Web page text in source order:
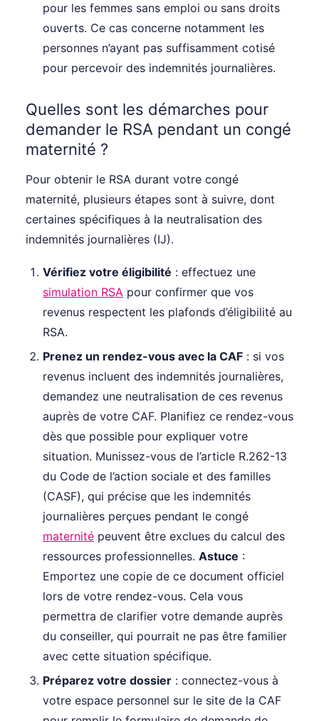
pour les femmes sans emploi ou sans droits
ouverts. Ce cas concerne notamment les
personnes n’ayant pas suffisamment cotisé
pour percevoir des indemnités journalières.
Quelles sont les démarches pour
demander le RSA pendant un congé
maternité ?
Pour obtenir le RSA durant votre congé
maternité, plusieurs étapes sont à suivre, dont
certaines spécifiques à la neutralisation des
indemnités journalières (IJ).
Vérifiez votre éligibilité : effectuez une
simulation RSA pour confirmer que vos
revenus respectent les plafonds d’éligibilité au
RSA.
Prenez un rendez-vous avec la CAF : si vos
revenus incluent des indemnités journalières,
demandez une neutralisation de ces revenus
auprès de votre CAF. Planifiez ce rendez-vous
dès que possible pour expliquer votre
situation. Munissez-vous de l’article R.262-13
du Code de l’action sociale et des familles
(CASF), qui précise que les indemnités
journalières perçues pendant le congé
maternité peuvent être exclues du calcul des
ressources professionnelles. Astuce :
Emportez une copie de ce document officiel
lors de votre rendez-vous. Cela vous
permettra de clarifier votre demande auprès
du conseiller, qui pourrait ne pas être familier
avec cette situation spécifique.
Préparez votre dossier : connectez-vous à
votre espace personnel sur le site de la CAF